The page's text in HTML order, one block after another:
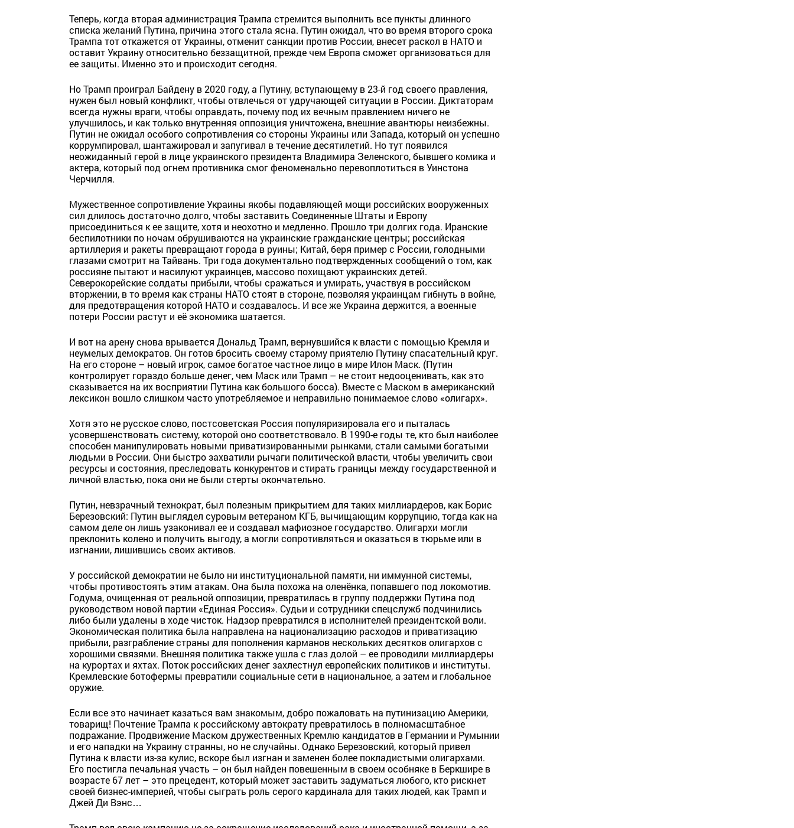
Теперь, когда вторая администрация Трампа стремится выполнить все пункты длинного
списка желаний Путина, причина этого стала ясна. Путин ожидал, что во время второго срока
Трампа тот откажется от Украины, отменит санкции против России, внесет раскол в НАТО и
оставит Украину относительно беззащитной, прежде чем Европа сможет организоваться для
ее защиты. Именно это и происходит сегодня.
Но Трамп проиграл Байдену в 2020 году, а Путину, вступающему в 23-й год своего правления,
нужен был новый конфликт, чтобы отвлечься от удручающей ситуации в России. Диктаторам
всегда нужны враги, чтобы оправдать, почему под их вечным правлением ничего не
улучшилось, и как только внутренняя оппозиция уничтожена, внешние авантюры неизбежны.
Путин не ожидал особого сопротивления со стороны Украины или Запада, который он успешно
коррумпировал, шантажировал и запугивал в течение десятилетий. Но тут появился
неожиданный герой в лице украинского президента Владимира Зеленского, бывшего комика и
актера, который под огнем противника смог феноменально перевоплотиться в Уинстона
Черчилля.
Мужественное сопротивление Украины якобы подавляющей мощи российских вооруженных
сил длилось достаточно долго, чтобы заставить Соединенные Штаты и Европу
присоединиться к ее защите, хотя и неохотно и медленно. Прошло три долгих года. Иранские
беспилотники по ночам обрушиваются на украинские гражданские центры; российская
артиллерия и ракеты превращают города в руины; Китай, беря пример с России, голодными
глазами смотрит на Тайвань. Три года документально подтвержденных сообщений о том, как
россияне пытают и насилуют украинцев, массово похищают украинских детей.
Северокорейские солдаты прибыли, чтобы сражаться и умирать, участвуя в российском
вторжении, в то время как страны НАТО стоят в стороне, позволяя украинцам гибнуть в войне,
для предотвращения которой НАТО и создавалось. И все же Украина держится, а военные
потери России растут и её экономика шатается.
И вот на арену снова врывается Дональд Трамп, вернувшийся к власти с помощью Кремля и
неумелых демократов. Он готов бросить своему старому приятелю Путину спасательный круг.
На его стороне – новый игрок, самое богатое частное лицо в мире Илон Маск. (Путин
контролирует гораздо больше денег, чем Маск или Трамп – не стоит недооценивать, как это
сказывается на их восприятии Путина как большого босса). Вместе с Маском в американский
лексикон вошло слишком часто употребляемое и неправильно понимаемое слово «олигарх».
Хотя это не русское слово, постсоветская Россия популяризировала его и пыталась
усовершенствовать систему, которой оно соответствовало. В 1990-е годы те, кто был наиболее
способен манипулировать новыми приватизированными рынками, стали самыми богатыми
людьми в России. Они быстро захватили рычаги политической власти, чтобы увеличить свои
ресурсы и состояния, преследовать конкурентов и стирать границы между государственной и
личной властью, пока они не были стерты окончательно.
Путин, невзрачный технократ, был полезным прикрытием для таких миллиардеров, как Борис
Березовский: Путин выглядел суровым ветераном КГБ, вычищающим коррупцию, тогда как на
самом деле он лишь узаконивал ее и создавал мафиозное государство. Олигархи могли
преклонить колено и получить выгоду, а могли сопротивляться и оказаться в тюрьме или в
изгнании, лишившись своих активов.
У российской демократии не было ни институциональной памяти, ни иммунной системы,
чтобы противостоять этим атакам. Она была похожа на оленёнка, попавшего под локомотив.
Годума, очищенная от реальной оппозиции, превратилась в группу поддержки Путина под
руководством новой партии «Единая Россия». Судьи и сотрудники спецслужб подчинились
либо были удалены в ходе чисток. Надзор превратился в исполнителей президентской воли.
Экономическая политика была направлена на национализацию расходов и приватизацию
прибыли, разграбление страны для пополнения карманов нескольких десятков олигархов с
хорошими связями. Внешняя политика также ушла с глаз долой – ее проводили миллиардеры
на курортах и яхтах. Поток российских денег захлестнул европейских политиков и институты.
Кремлевские ботофермы превратили социальные сети в национальное, а затем и глобальное
оружие.
Если все это начинает казаться вам знакомым, добро пожаловать на путинизацию Америки,
товарищ! Почтение Трампа к российскому автократу превратилось в полномасштабное
подражание. Продвижение Маском дружественных Кремлю кандидатов в Германии и Румынии
и его нападки на Украину странны, но не случайны. Однако Березовский, который привел
Путина к власти из-за кулис, вскоре был изгнан и заменен более покладистыми олигархами.
Его постигла печальная участь – он был найден повешенным в своем особняке в Беркшире в
возрасте 67 лет – это прецедент, который может заставить задуматься любого, кто рискнет
своей бизнес-империей, чтобы сыграть роль серого кардинала для таких людей, как Трамп и
Джей Ди Вэнс…